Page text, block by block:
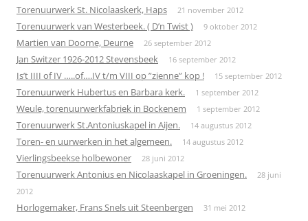
Torenuurwerk St. Nicolaaskerk, Haps 21 november 2012
Torenuurwerk van Westerbeek. ( D’n Twist ) 9 oktober 2012
Martien van Doorne, Deurne 26 september 2012
Jan Switzer 1926-2012 Stevensbeek 16 september 2012
Is’t IIII of IV …..of….IV t/m VIII op ”zienne” kop ! 15 september 2012
Torenuurwerk Hubertus en Barbara kerk. 1 september 2012
Weule, torenuurwerkfabriek in Bockenem 1 september 2012
Torenuurwerk St.Antoniuskapel in Aijen. 14 augustus 2012
Toren- en uurwerken in het algemeen. 14 augustus 2012
Vierlingsbeekse holbewoner 28 juni 2012
Torenuurwerk Antonius en Nicolaaskapel in Groeningen.
28 juni
2012
Horlogemaker, Frans Snels uit Steenbergen 31 mei 2012